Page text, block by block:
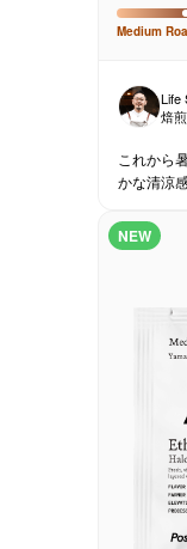
Medium
Life
焙
これから
かな清涼
ュな印象
NEW